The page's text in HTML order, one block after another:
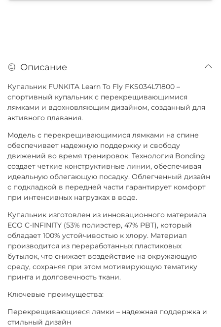
Описание
Купальник FUNKITA Learn To Fly FKS034L71800 –
спортивный купальник с перекрещивающимися
лямками и вдохновляющим дизайном, созданный для
активного плавания.
Модель с перекрещивающимися лямками на спине
обеспечивает надежную поддержку и свободу
движений во время тренировок. Технология Bonding
создает четкие конструктивные линии, обеспечивая
идеальную облегающую посадку. Облегченный дизайн
с подкладкой в передней части гарантирует комфорт
при интенсивных нагрузках в воде.
Купальник изготовлен из инновационного материала
ECO C-INFINITY (53% полиэстер, 47% PBT), который
обладает 100% устойчивостью к хлору. Материал
производится из переработанных пластиковых
бутылок, что снижает воздействие на окружающую
среду, сохраняя при этом мотивирующую тематику
принта и долговечность ткани.
Ключевые преимущества:
Перекрещивающиеся лямки – надежная поддержка и
стильный дизайн